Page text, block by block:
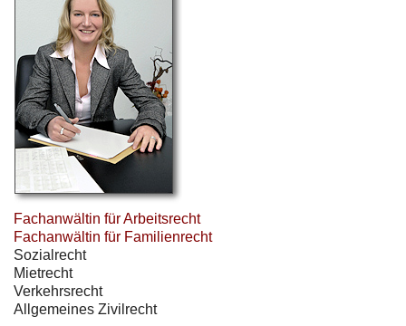
Fachanwältin für Arbeitsrecht
Fachanwältin für Familienrecht
Sozialrecht
Mietrecht
Verkehrsrecht
Allgemeines Zivilrecht